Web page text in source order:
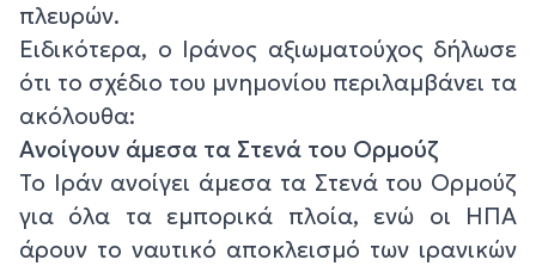
πλευρών.
Ειδικότερα, ο Ιράνος αξιωματούχος δήλωσε
ότι το σχέδιο του μνημονίου περιλαμβάνει τα
ακόλουθα:
Ανοίγουν άμεσα τα Στενά του Ορμούζ
Το Ιράν ανοίγει άμεσα τα Στενά του Ορμούζ
για όλα τα εμπορικά πλοία, ενώ οι ΗΠΑ
άρουν το ναυτικό αποκλεισμό των ιρανικών